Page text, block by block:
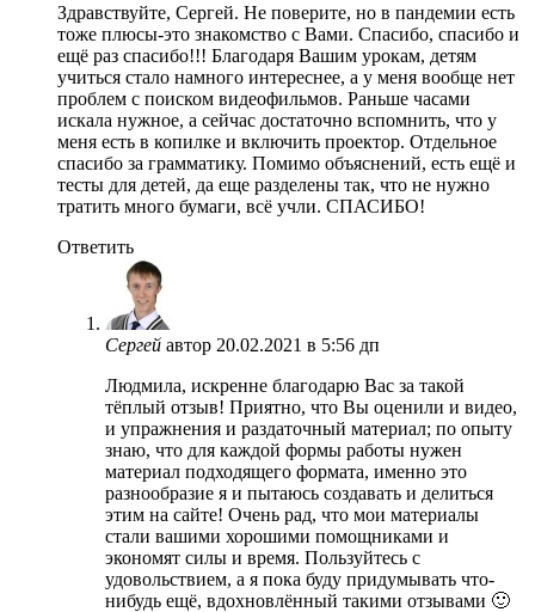
Здравствуйте, Сергей. Не поверите, но в пандемии есть
тоже плюсы-это знакомство с Вами. Спасибо, спасибо и
ещё раз спасибо!!! Благодаря Вашим урокам, детям
учиться стало намного интереснее, а у меня вообще нет
проблем с поиском видеофильмов. Раньше часами
искала нужное, а сейчас достаточно вспомнить, что у
меня есть в копилке и включить проектор. Отдельное
спасибо за грамматику. Помимо объяснений, есть ещё и
тесты для детей, да еще разделены так, что не нужно
тратить много бумаги, всё учли. СПАСИБО!
Ответить
Сергей автор 20.02.2021 в 5:56 дп
Людмила, искренне благодарю Вас за такой
тёплый отзыв! Приятно, что Вы оценили и видео,
и упражнения и раздаточный материал; по опыту
знаю, что для каждой формы работы нужен
материал подходящего формата, именно это
разнообразие я и пытаюсь создавать и делиться
этим на сайте! Очень рад, что мои материалы
стали вашими хорошими помощниками и
экономят силы и время. Пользуйтесь с
удовольствием, а я пока буду придумывать что-
нибудь ещё, вдохновлённый такими отзывами 🙂